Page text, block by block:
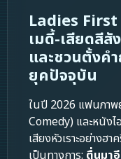
Ladies
เมดี้-เสียดสีสั
และชวนตั้งค
ยุคปัจจุบัน
ในปี 2026 แฟนภา
Comedy) และหนัง
เสียงหัวเราะอย่างฮ
เป็นทางการ: ตื่นมา